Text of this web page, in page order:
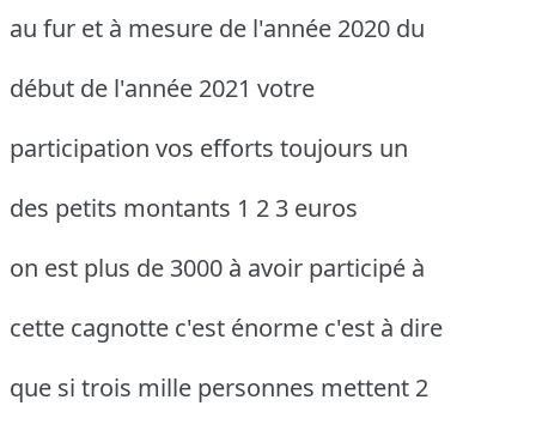
au fur et à mesure de l'année 2020 du
début de l'année 2021 votre
participation vos efforts toujours un
des petits montants 1 2 3 euros
on est plus de 3000 à avoir participé à
cette cagnotte c'est énorme c'est à dire
que si trois mille personnes mettent 2